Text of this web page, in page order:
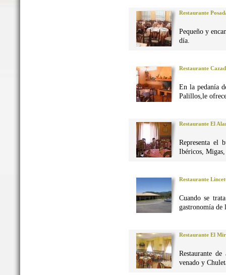
Restaurante
Pequeño y
día.
Restaurante
En la pedanía
Palillos,le
Restaurante El
Representa el
Ibéricos, Migas,
Restaurante
Cuando se
gastronomía de
Restaurante El
Restaurante
venado y